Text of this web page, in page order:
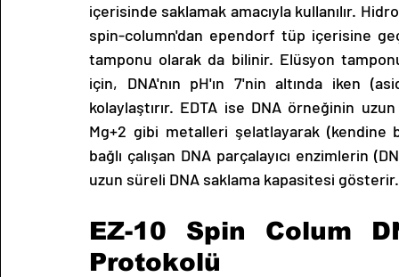
içerisinde saklamak amacıyla kullanılır.
spin-column'dan ependorf tüp içerisine
tamponu olarak da bilinir. Elüsyon
için, DNA'nın pH'ın 7'nin altında iken
kolaylaştırır. EDTA ise DNA örneğinin
Mg+2 gibi metalleri şelatlayarak (kendine
bağlı çalışan DNA parçalayıcı enzimlerin
uzun süreli DNA saklama kapasitesi
EZ-10 Spin Colum
Protokolü